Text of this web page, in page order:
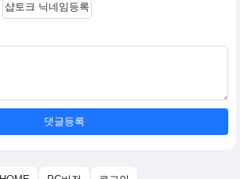
샵토크 닉네임등록
댓글등록